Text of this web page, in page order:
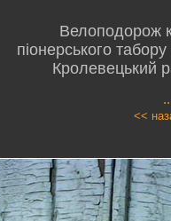
Велоподорож
піонерського
Кролевецький
<<